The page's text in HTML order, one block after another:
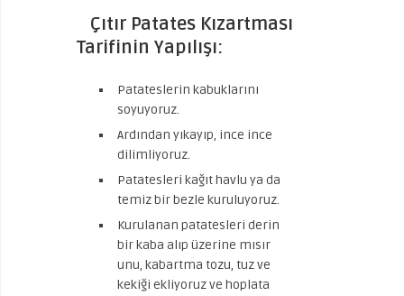
Çıtır Patates Kızartması
Tarifinin Yapılışı:
Patateslerin kabuklarını
soyuyoruz.
Ardından yıkayıp, ince ince
dilimliyoruz.
Patatesleri kağıt havlu ya da
temiz bir bezle kuruluyoruz.
Kurulanan patatesleri derin
bir kaba alıp üzerine mısır
unu, kabartma tozu, tuz ve
kekiği ekliyoruz ve hoplata